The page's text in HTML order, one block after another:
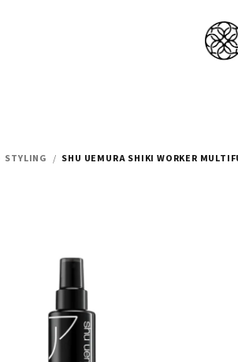
STYLING / SHU UEMURA SHIKI WORKER